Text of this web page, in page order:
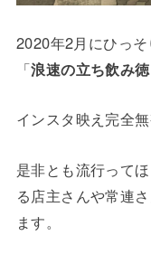
2020年2月にひっ
「浪速の立ち飲み徳
インスタ映え完全
是非とも流行って
る店主さんや常連
ます。